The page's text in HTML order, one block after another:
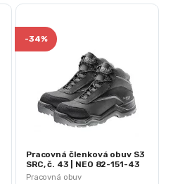
Pracovná obuv
-34%
Pracovná členková obuv S3
SRC, č. 43 | NEO 82-151-43